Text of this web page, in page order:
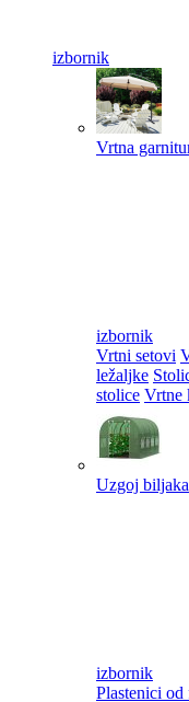
izbornik
Vrtna
izbornik
Vrtni setovi
ležaljke
stolice Vrtne
Uzgoj biljaka
izbornik
Plastenici